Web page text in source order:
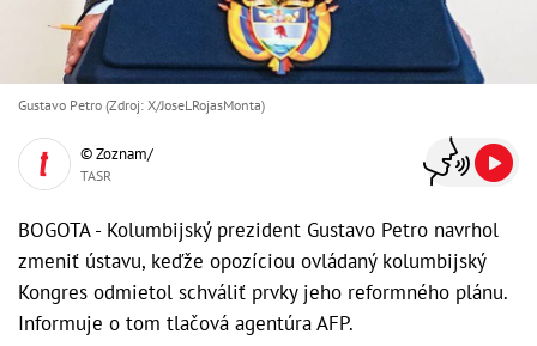
Gustavo Petro (Zdroj: X/JoseLRojasMonta)
© Zoznam/
TASR
BOGOTA - Kolumbijský prezident Gustavo Petro navrhol
zmeniť ústavu, keďže opozíciou ovládaný kolumbijský
Kongres odmietol schváliť prvky jeho reformného plánu.
Informuje o tom tlačová agentúra AFP.